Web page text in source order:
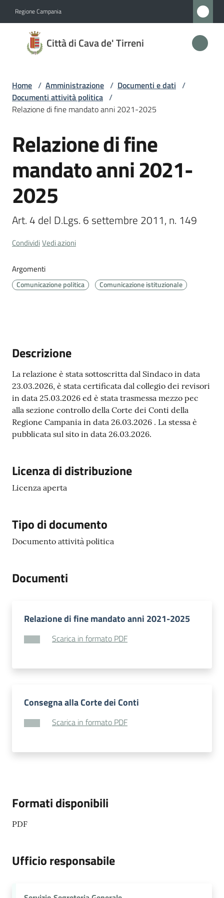
Regione Campania
Città di Cava de' Tirreni
Città
di
de'
Tirreni
Amministrazione
Menu selezionato
Novità
Servizi
Vivere
de'
Seguici
su
Home / Amministrazione / Documenti e dati /
Documenti attività politica /
Relazione di fine mandato anni 2021-2025
Salta al contenuto
Relazione di fine
mandato anni 2021-
2025
Art. 4 del D.Lgs. 6 settembre 2011, n. 149
CondividiVedi azioni
Argomenti
Comunicazione politica Comunicazione istituzionale
Descrizione
La relazione è stata sottoscritta dal Sindaco in data
23.03.2026, è stata certificata dal collegio dei revisori
in data 25.03.2026 ed è stata trasmessa mezzo pec
alla sezione controllo della Corte dei Conti della
Regione Campania in data 26.03.2026 . La stessa è
pubblicata sul sito in data 26.03.2026.
Licenza di distribuzione
Licenza aperta
Tipo di documento
Documento attività politica
Documenti
Relazione di fine mandato anni 2021-2025
Scarica in formato PDF
Consegna alla Corte dei Conti
Scarica in formato PDF
Formati disponibili
PDF
Ufficio responsabile